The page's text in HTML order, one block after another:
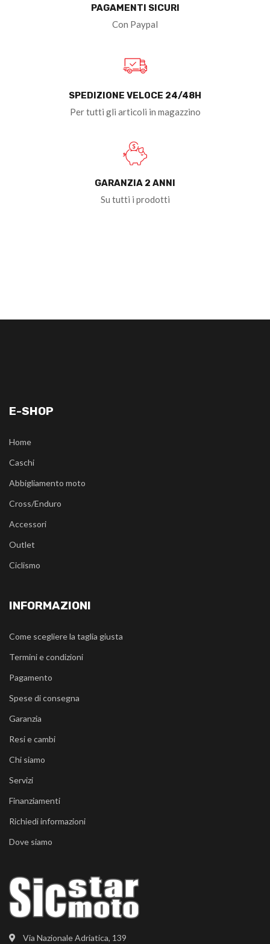
PAGAMENTI SICURI
Con Paypal
SPEDIZIONE VELOCE 24/48H
Per tutti gli articoli in magazzino
GARANZIA 2 ANNI
Su tutti i prodotti
Via Nazionale Adriatica, 139
E-SHOP
Home
Caschi
Abbigliamento moto
Cross/Enduro
Accessori
Outlet
Ciclismo
INFORMAZIONI
Come scegliere la taglia giusta
Termini e condizioni
Pagamento
Spese di consegna
Garanzia
Resi e cambi
Chi siamo
Servizi
Finanziamenti
Richiedi informazioni
Dove siamo